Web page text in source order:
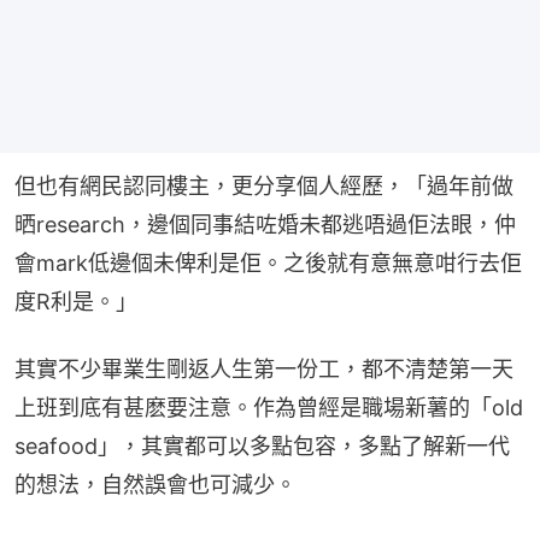
但也有網民認同樓主，更分享個人經歷，「過年前做
晒research，邊個同事結咗婚未都逃唔過佢法眼，仲
會mark低邊個未俾利是佢。之後就有意無意咁行去佢
度R利是。」
其實不少畢業生剛返人生第一份工，都不清楚第一天
上班到底有甚麽要注意。作為曾經是職場新薯的「old
seafood」，其實都可以多點包容，多點了解新一代
的想法，自然誤會也可減少。